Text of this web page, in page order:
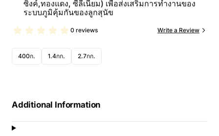
ซิงค์,ทองแดง, ซีลีเนียม) เพื่อส่งเสริมการทำงานของ
ระบบภูมิคุ้มกันของลูกสุนัข
0 reviews Write a Review
400ก. 1.4กก. 2.7กก.
Additional Information